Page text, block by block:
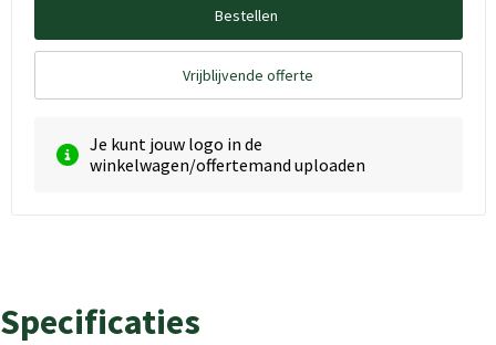
Bestellen
Vrijblijvende offerte
Je kunt jouw logo in de
winkelwagen/offertemand uploaden
Specificaties